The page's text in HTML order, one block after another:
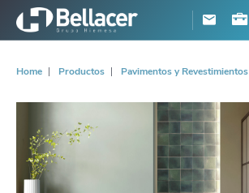
Home Productos Pavimentos y Revestimientos